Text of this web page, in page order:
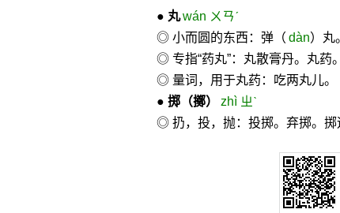
● 丸 wán ㄨㄢˊ
◎ 小而圆的东西：弹（ dàn）丸
◎ 专指“药丸”：丸散膏丹。丸药。
◎ 量词，用于丸药：吃两丸儿。
● 掷（擲）
zhì ㄓˋ
◎ 扔，投，抛：投掷。弃掷。掷